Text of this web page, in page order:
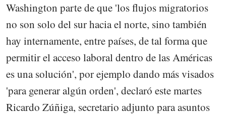
Washington parte de que 'los flujos migratorios
no son solo del sur hacia el norte, sino también
hay internamente, entre países, de tal forma que
permitir el acceso laboral dentro de las Américas
es una solución', por ejemplo dando más visados
'para generar algún orden', declaró este martes
Ricardo Zúñiga, secretario adjunto para asuntos